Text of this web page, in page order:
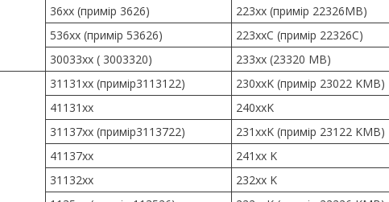
36xx (примір 3626)
223xx (примір 22326MB)
536xx (примір 53626)
223xxC (примір 22326C)
30033xx ( 3003320)
233xx (23320 MB)
31131xx (примір3113122)
230xxK (примір 23022 KMB)
41131xx
240xxK
31137xx (примір3113722)
231xxK (примір 23122 KMB)
41137xx
241xx K
31132xx
232xx K